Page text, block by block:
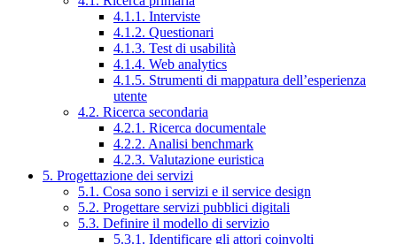
4.1.1. Interviste
4.1.2. Questionari
4.1.3. Test di usabilità
4.1.4. Web analytics
4.1.5. Strumenti di mappatura dell’esperienza
utente
4.2. Ricerca secondaria
4.2.1. Ricerca documentale
4.2.2. Analisi benchmark
4.2.3. Valutazione euristica
5. Progettazione dei servizi
5.1. Cosa sono i servizi e il service design
5.2. Progettare servizi pubblici digitali
5.3. Definire il modello di servizio
5.3.1. Identificare gli attori coinvolti